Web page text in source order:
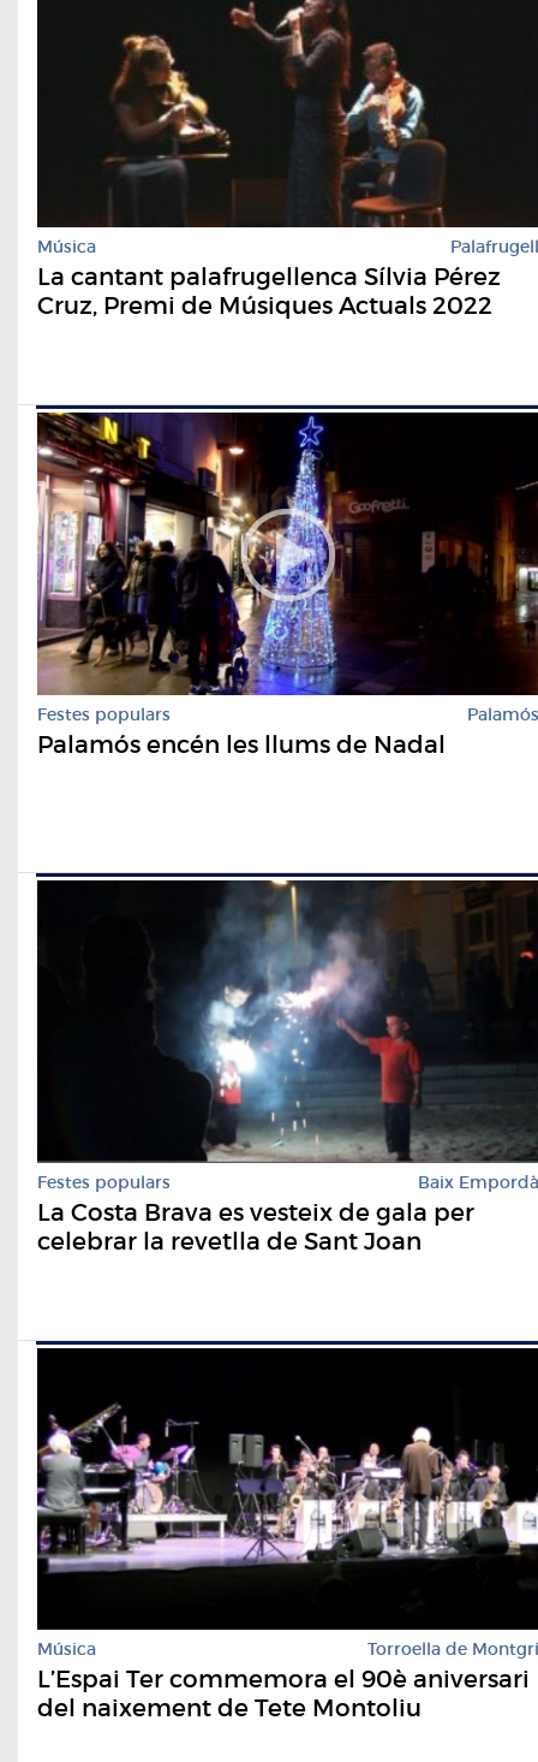
Música Palafrugell
La cantant palafrugellenca Sílvia Pérez
Cruz, Premi de Músiques Actuals 2022
Festes populars Palamós
Palamós encén les llums de Nadal
Festes populars Baix Empordà
La Costa Brava es vesteix de gala per
celebrar la revetlla de Sant Joan
Música Torroella de Montgrí
L’Espai Ter commemora el 90è aniversari
del naixement de Tete Montoliu